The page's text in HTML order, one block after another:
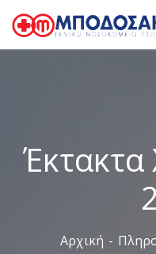
Έκτακτα
Αρχική